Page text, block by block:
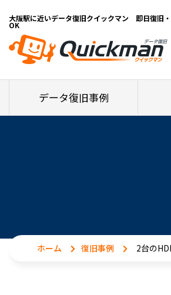
大阪駅に近いデータ復旧クイックマン 即日復旧
OK
データ復旧事例
ホーム 復旧事例 2台の